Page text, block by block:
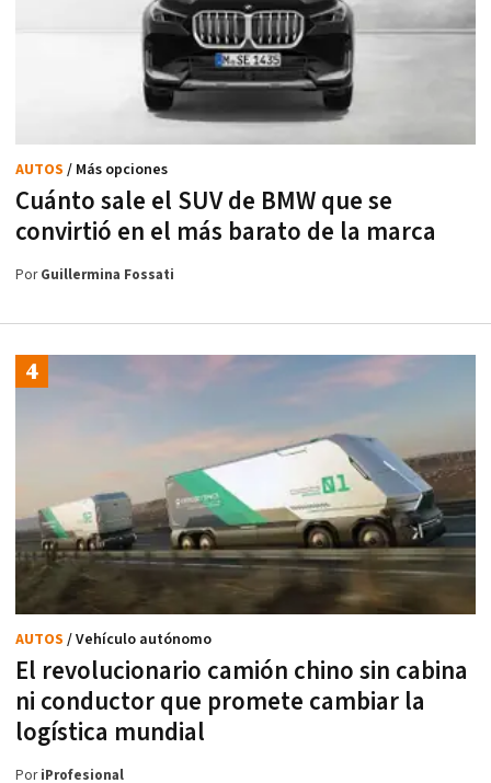
Cuánto sale el SUV de BMW que se
convirtió en el más barato de la marca
AUTOS / Más opciones
PorGuillermina Fossati
El revolucionario camión chino sin cabina
ni conductor que promete cambiar la
logística mundial
AUTOS / Vehículo autónomo
PoriProfesional